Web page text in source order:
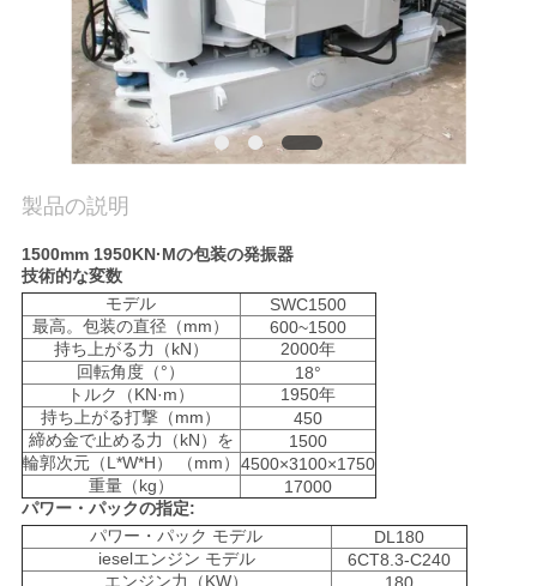
理
私
達
に
連
絡
し
製品の説明
1500mm 1950KN·Mの包装の発振器
技術的な変数
モデル
SWC1500
最高。包装の直径（mm）
600~1500
持ち上がる力（kN）
2000年
回転角度（°）
18°
トルク（KN·m）
1950年
持ち上がる打撃（mm）
450
締め金で止める力（kN）を
1500
輪郭次元（L*W*H） （mm） 4500×3100×1750
重量（kg）
17000
パワー・パックの指定:
パワー・パック モデル
DL180
ieselエンジン モデル
6CT8.3-C240
エンジン力（KW）